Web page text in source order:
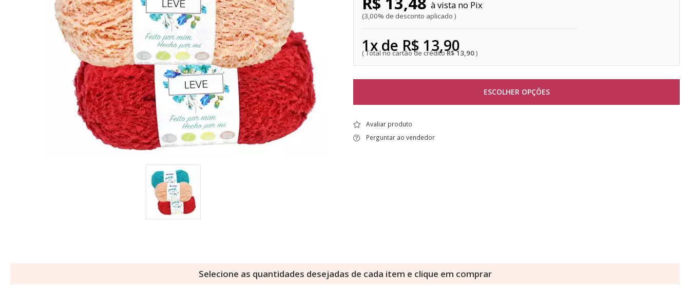
R$ 13,90
1x de R$ 13,90
3,00% de desconto aplicado
Pix
ESCOLHER OPÇÕES
Avaliar produto
Perguntar ao vendedor
Selecione as quantidades desejadas de cada item e clique em comprar